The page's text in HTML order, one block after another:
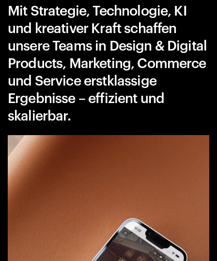
Mit Strategie, Technologie, KI
und kreativer Kraft schaffen
unsere Teams in Design & Digital
Products, Marketing, Commerce
und Service erstklassige
Ergebnisse – effizient und
skalierbar.